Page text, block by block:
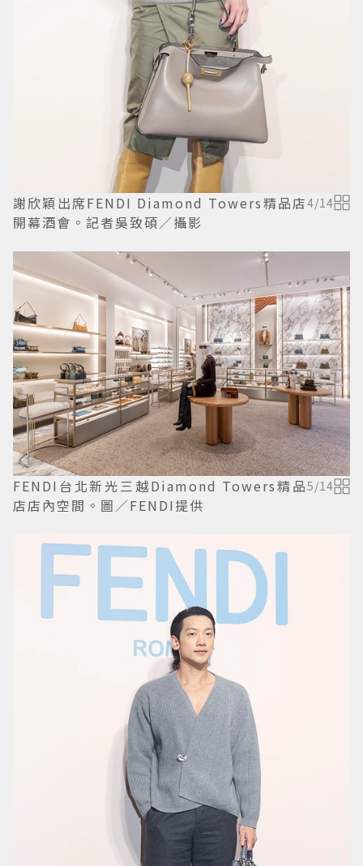
謝欣穎出席FENDI Diamond Towers精品店
開幕酒會。記者吳致碩／攝影
4/14
FENDI台北新光三越Diamond Towers精品
店店內空間。圖／FENDI提供
5/14